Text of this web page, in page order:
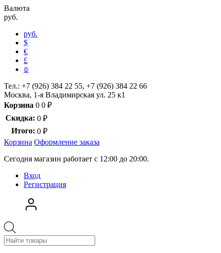
Валюта
руб.
руб.
$
€
£
₪
Тел.: +7 (926) 384 22 55, +7 (926) 384 22 66
Москва, 1-я Владимирская ул. 25 к1
Корзина 0 0 ₽
Скидка: 0 ₽
Итого: 0 ₽
Корзина Оформление заказа
Сегодня магазин работает с 12:00 до 20:00.
Вход
Регистрация